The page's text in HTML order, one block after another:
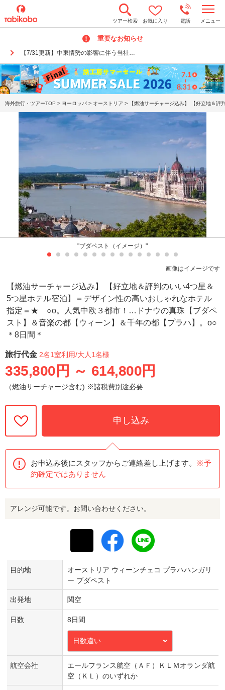
ツアー検索 お気に入り 電話 メニュー
重要なお知らせ
【7/31更新】中東情勢の影響に伴う当社…
o
n
a
v
i
g
a
t
海外旅行・ツアーTOP > ヨーロッパ > オーストリア > 【燃油サーチャージ込み】 【好立地＆
"ブダペスト（イメージ）"
画像はイメージです
【燃油サーチャージ込み】 【好立地＆評判のいい4つ星＆
5つ星ホテル宿泊】＝デザイン性の高いおしゃれなホテル
指定＝★ ○o。人気中欧３都市！…ドナウの真珠【ブダペ
スト】＆音楽の都【ウィーン】＆千年の都【プラハ】。o○
＊8日間＊
旅行代金 2名1室利用/大人1名様
335,800円 ～ 614,800円
（燃油サーチャージ含む) ※諸税費別途必要
申し込み
お申込み後にスタッフからご連絡差し上げます。
※予
約確定ではありません
アレンジ可能です。お問い合わせください。
目的地
オーストリア ウィーンチェコ プラハハンガリ
ー ブダペスト
出発地 関空
日数 8日間
日数違い
航空会社
エールフランス航空（ＡＦ）ＫＬＭオランダ航
空（ＫＬ）のいずれか